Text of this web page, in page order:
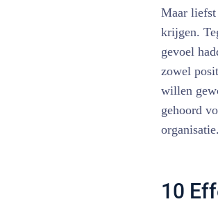
Maar liefst
krijgen.
gevoel
zowel
willen
gehoord
organisatie.
10